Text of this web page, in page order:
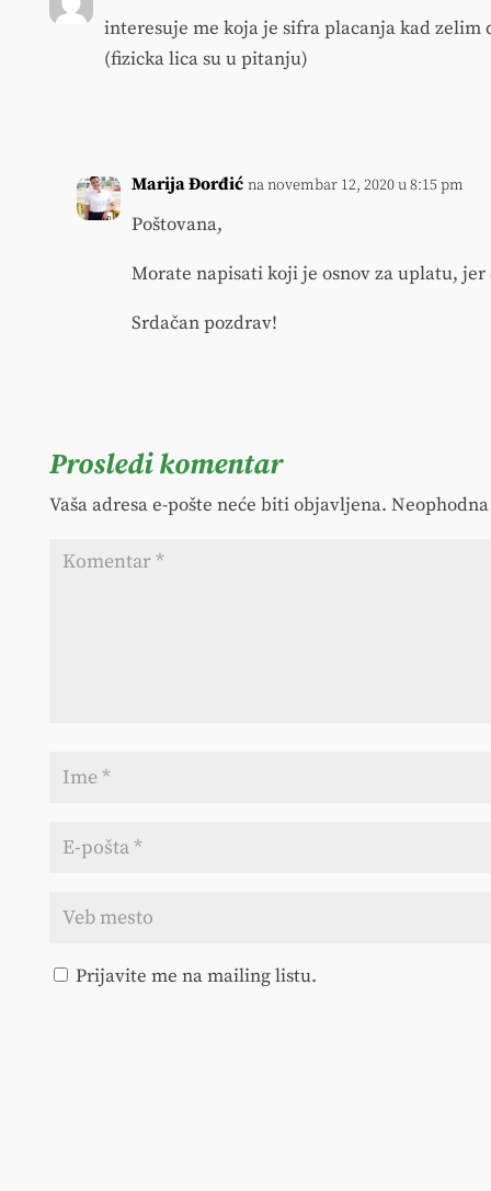
interesuje me koja je sifra placanja kad zelim
(fizicka lica su u pitanju)
Marija Đorđić na novembar 12, 2020 u 8:15 pm
Poštovana,
Morate napisati koji je osnov za uplatu,
Srdačan pozdrav!
Prosledi komentar
Vaša adresa e-pošte neće biti objavljena.
Prijavite me na mailing listu.